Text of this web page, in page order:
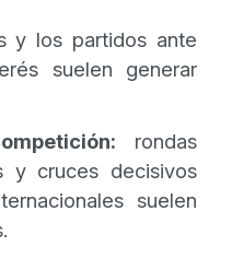
y los partidos ante
suelen generar
rondas
y cruces decisivos
suelen